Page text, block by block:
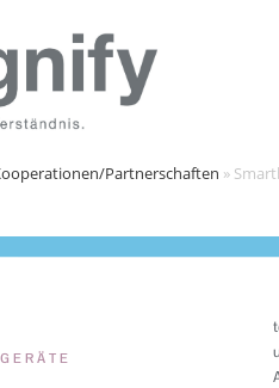
Partnerschaften »